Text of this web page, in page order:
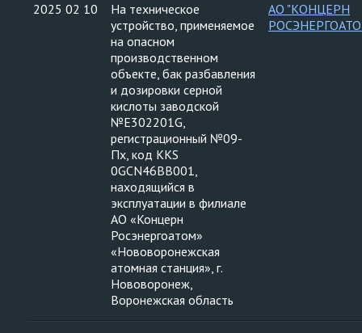
2025 02 10
На техническое
устройство, применяемое
на опасном
производственном
объекте, бак разбавления
и дозировки серной
кислоты заводской
№Е302201G,
регистрационный №09-
Пх, код KKS
0GCN46BB001,
находящийся в
эксплуатации в филиале
АО «Концерн
Росэнергоатом»
«Нововоронежская
атомная станция», г.
Нововоронеж,
Воронежская область
АО "КОНЦЕРН